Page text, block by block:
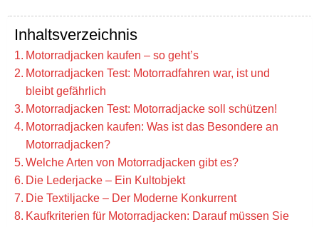
Inhaltsverzeichnis
Motorradjacken kaufen – so geht’s
Motorradjacken Test: Motorradfahren war, ist und
bleibt gefährlich
Motorradjacken Test: Motorradjacke soll schützen!
Motorradjacken kaufen: Was ist das Besondere an
Motorradjacken?
Welche Arten von Motorradjacken gibt es?
Die Lederjacke – Ein Kultobjekt
Die Textiljacke – Der Moderne Konkurrent
Kaufkriterien für Motorradjacken: Darauf müssen Sie